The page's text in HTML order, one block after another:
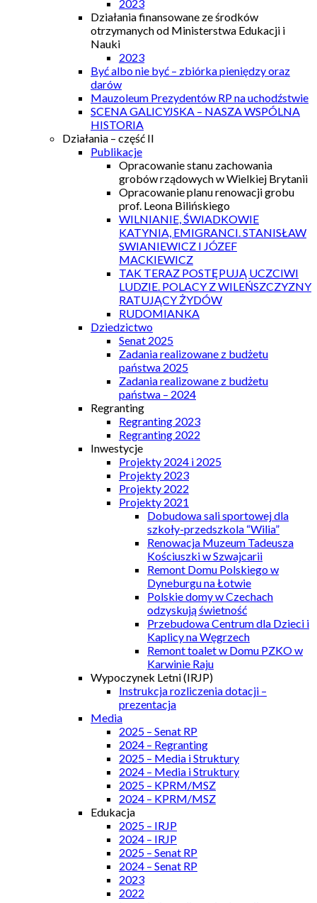
2023
Działania finansowane ze środków
otrzymanych od Ministerstwa Edukacji i
Nauki
2023
Być albo nie być – zbiórka pieniędzy oraz
darów
Mauzoleum Prezydentów RP na uchodźstwie
SCENA GALICYJSKA – NASZA WSPÓLNA
HISTORIA
Działania – część II
Publikacje
Opracowanie stanu zachowania
grobów rządowych w Wielkiej Brytanii
Opracowanie planu renowacji grobu
prof. Leona Bilińskiego
WILNIANIE, ŚWIADKOWIE
KATYNIA, EMIGRANCI. STANISŁAW
SWIANIEWICZ I JÓZEF
MACKIEWICZ
TAK TERAZ POSTĘPUJĄ UCZCIWI
LUDZIE. POLACY Z WILEŃSZCZYZNY
RATUJĄCY ŻYDÓW
RUDOMIANKA
Dziedzictwo
Senat 2025
Zadania realizowane z budżetu
państwa 2025
Zadania realizowane z budżetu
państwa – 2024
Regranting
Regranting 2023
Regranting 2022
Inwestycje
Projekty 2024 i 2025
Projekty 2023
Projekty 2022
Projekty 2021
Dobudowa sali sportowej dla
szkoły-przedszkola “Wilia”
Renowacja Muzeum Tadeusza
Kościuszki w Szwajcarii
Remont Domu Polskiego w
Dyneburgu na Łotwie
Polskie domy w Czechach
odzyskują świetność
Przebudowa Centrum dla Dzieci i
Kaplicy na Węgrzech
Remont toalet w Domu PZKO w
Karwinie Raju
Wypoczynek Letni (IRJP)
Instrukcja rozliczenia dotacji –
prezentacja
Media
2025 – Senat RP
2024 – Regranting
2025 – Media i Struktury
2024 – Media i Struktury
2025 – KPRM/MSZ
2024 – KPRM/MSZ
Edukacja
2025 – IRJP
2024 – IRJP
2025 – Senat RP
2024 – Senat RP
2023
2022